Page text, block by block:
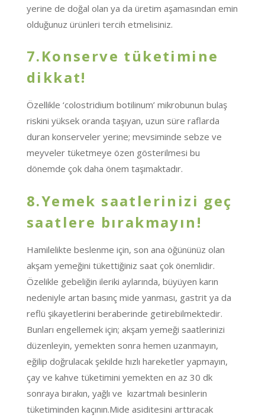
yerine de doğal olan ya da üretim aşamasından emin
olduğunuz ürünleri tercih etmelisiniz.
7.Konserve tüketimine
dikkat!
Özellikle ‘colostridium botilinum’ mikrobunun bulaş
riskini yüksek oranda taşıyan, uzun süre raflarda
duran konserveler yerine; mevsiminde sebze ve
meyveler tüketmeye özen gösterilmesi bu
dönemde çok daha önem taşımaktadır.
8.Yemek saatlerinizi geç
saatlere bırakmayın!
Hamilelikte beslenme için, son ana öğününüz olan
akşam yemeğini tükettiğiniz saat çok önemlidir.
Özelikle gebeliğin ileriki aylarında, büyüyen karın
nedeniyle artan basınç mide yanması, gastrit ya da
reflü şikayetlerini beraberinde getirebilmektedir.
Bunları engellemek için; akşam yemeği saatlerinizi
düzenleyin, yemekten sonra hemen uzanmayın,
eğilip doğrulacak şekilde hızlı hareketler yapmayın,
çay ve kahve tüketimini yemekten en az 30 dk
sonraya bırakın, yağlı ve kızartmalı besinlerin
tüketiminden kaçının.Mide asiditesini arttıracak